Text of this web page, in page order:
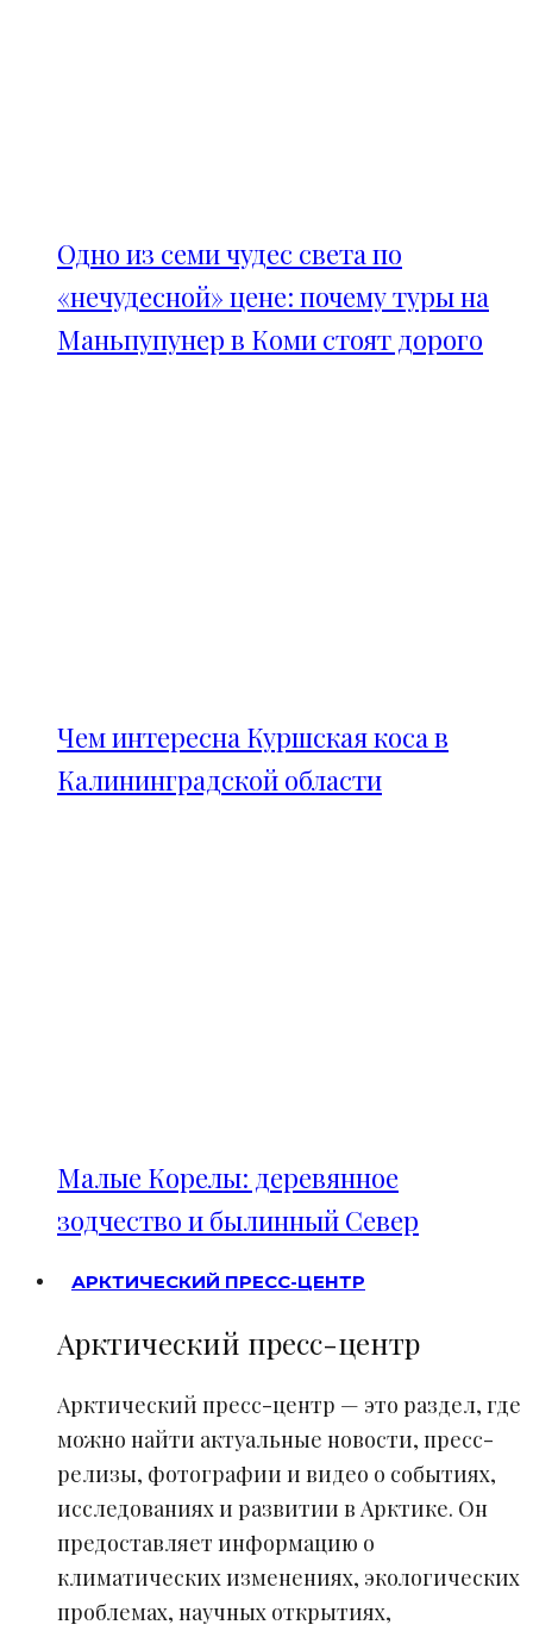
Одно из семи чудес света по
«нечудесной» цене: почему туры на
Маньпупунер в Коми стоят дорого
Чем интересна Куршская коса в
Калининградской области
Малые Корелы: деревянное
зодчество и былинный Север
АРКТИЧЕСКИЙ ПРЕСС-ЦЕНТР
Арктический пресс-центр
Арктический пресс-центр — это раздел, где
можно найти актуальные новости, пресс-
релизы, фотографии и видео о событиях,
исследованиях и развитии в Арктике. Он
предоставляет информацию о
климатических изменениях, экологических
проблемах, научных открытиях,